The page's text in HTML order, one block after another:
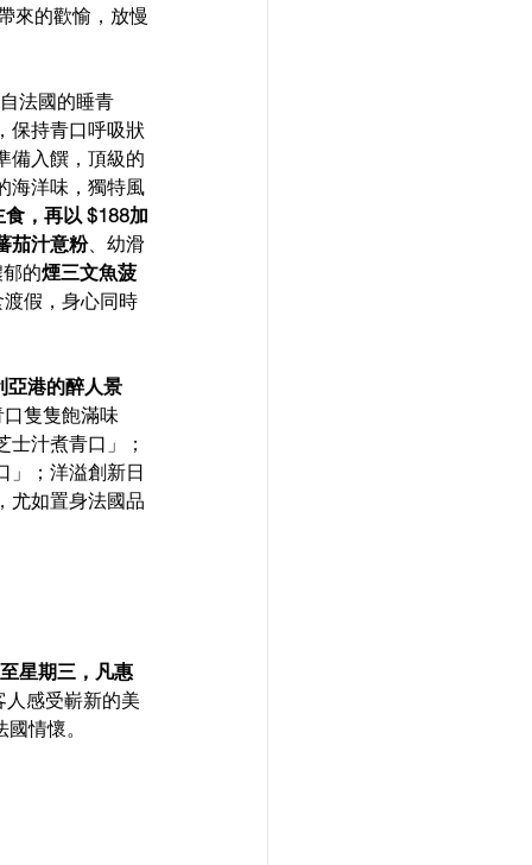
來的歡愉，放慢
法國的睡青
保持青口呼吸狀
備入饌，頂級的
海洋味，獨特風
，再以 $188加
茄汁意粉、幼滑
的煙三文魚菠
假，身心同時
亞港的醉人景
隻隻飽滿味
汁煮青口」；
」；洋溢創新日
尤如置身法國品
星期三，凡惠
感受嶄新的美
情懷。